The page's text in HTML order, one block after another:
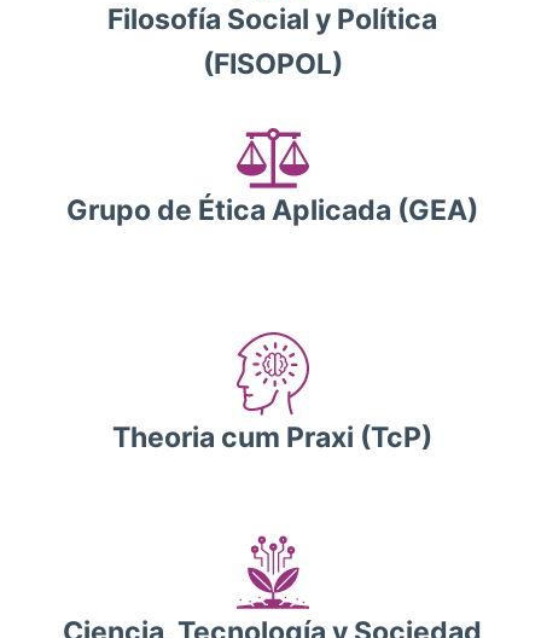
Filosofía Social y Política
(FISOPOL)
Grupo de Ética Aplicada (GEA)
Theoria cum Praxi (TcP)